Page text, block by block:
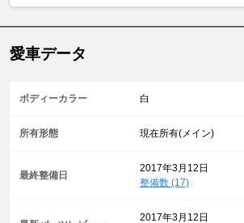
愛車データ
ボディーカラー 白
所有形態 現在所有(メイン)
最終整備日
2017年3月12日
整備数 (17)
2017年3月12日